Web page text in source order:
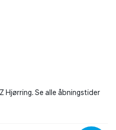
Hjørring. Se alle åbningstider